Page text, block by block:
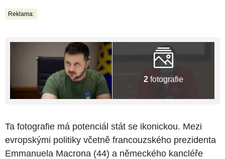
Reklama:
2 fotografie
Ta fotografie má potenciál stát se ikonickou. Mezi
evropskými politiky včetně francouzského prezidenta
Emmanuela Macrona (44) a německého kancléře